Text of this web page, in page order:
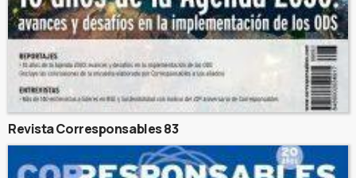
Revista Corresponsables 83